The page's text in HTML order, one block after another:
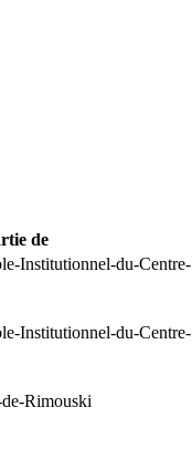
de
Institutionnel-du-Centre-
Institutionnel-du-Centre-
Rimouski